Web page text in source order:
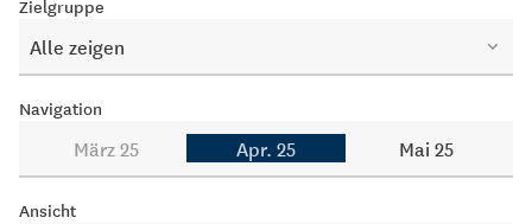
Zielgruppe
Alle zeigen
Navigation
März 25 Apr. 25 Mai 25
Ansicht